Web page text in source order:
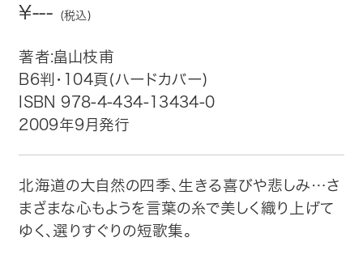
ご案内
トップ
メディア紹介
¥--- (税込)
著者:畠山枝甫
B6判・104頁(ハードカバー)
ISBN 978-4-434-13434-0
2009年9月発行
北海道の大自然の四季、生きる喜びや悲しみ…さ
まざまな心もようを言葉の糸で美しく織り上げて
ゆく、選りすぐりの短歌集。